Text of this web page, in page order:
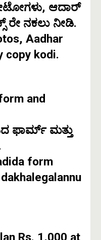
ಆದಾರ್
ರೇ ನಕಲು ನೀಡಿ.
Aadhar
copy kodi.
and
ಫಾರ್ಮ್ ಮತ್ತು
form
Rs. 1,000 at